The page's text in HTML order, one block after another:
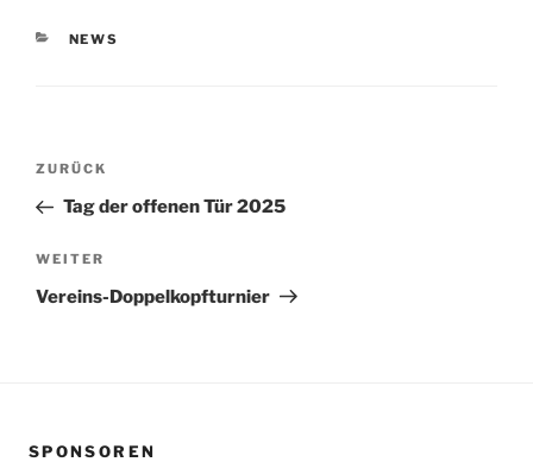
KATEGORIEN
NEWS
Beitragsnavigation
Vorheriger
Beitrag
ZURÜCK
Tag der offenen Tür 2025
Nächster
Beitrag
WEITER
Vereins-Doppelkopfturnier
SPONSOREN